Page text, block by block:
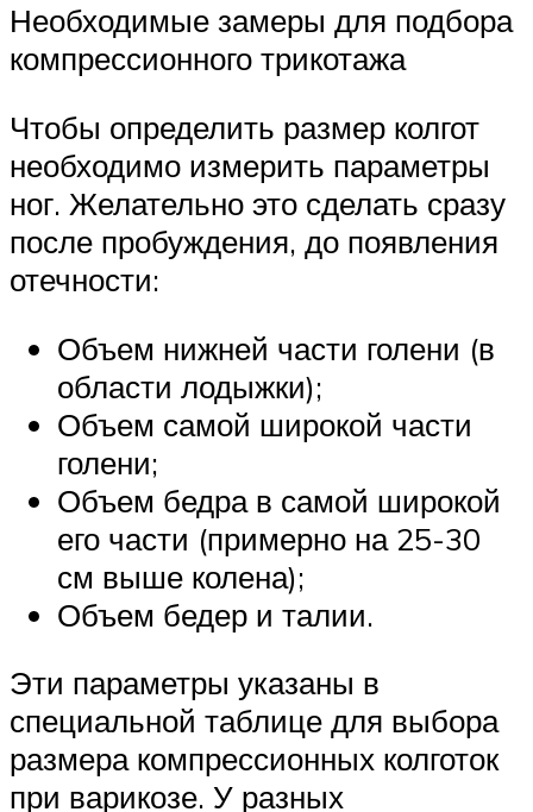
Необходимые замеры для подбора
компрессионного трикотажа
Чтобы определить размер колгот
необходимо измерить параметры
ног. Желательно это сделать сразу
после пробуждения, до появления
отечности:
Объем нижней части голени (в
области лодыжки);
Объем самой широкой части
голени;
Объем бедра в самой широкой
его части (примерно на 25-30
см выше колена);
Объем бедер и талии.
Эти параметры указаны в
специальной таблице для выбора
размера компрессионных колготок
при варикозе. У разных